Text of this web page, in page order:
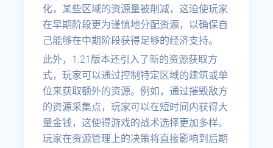
化，某些区域的资源量被削减，这迫使玩家
在早期阶段更为谨慎地分配资源，以确保自
己能够在中期阶段获得足够的经济支持。
此外，1.21版本还引入了新的资源获取方
式，玩家可以通过控制特定区域的建筑或单
位来获取额外的资源。例如，通过摧毁敌方
的资源采集点，玩家可以在短时间内获得大
量金钱，这使得游戏的战术选择更加多样。
玩家在资源管理上的决策将直接影响到后期